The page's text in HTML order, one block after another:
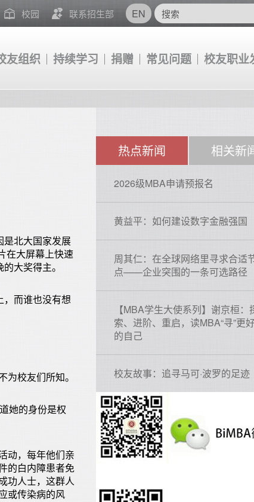
EN
友组织 持续学习 捐赠 常见问题 校友职业
校园 联系招生部
是北大国家发展
在大屏幕上快速
大奖得主。
而谁也没有想
校友们所知。
她的身份是权
动，每年他们亲
的白内障患者免
功人士，这群人
或传染病的风
热点新闻 相关新
2026级MBA申请预报名
黄益平：如何建设数字金融强国
周其仁：在全球网络里寻求合适
点——企业突围的一条可选路径
【MBA学生大使系列】谢京桓：
索、进阶、重启，读MBA“寻”更
的自己
校友故事：追寻马可·波罗的足迹